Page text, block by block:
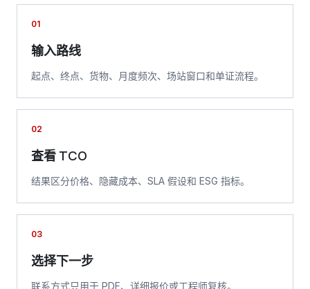
01
输入路线
起点、终点、货物、月度频次、场站窗口和单证流程。
02
查看 TCO
结果区分价格、隐藏成本、SLA 假设和 ESG 指标。
03
选择下一步
联系方式只用于 PDF、详细报价或工程师复核。